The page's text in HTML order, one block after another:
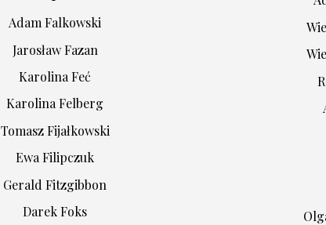
Adam Falkowski
Jarosław Fazan
Karolina Feć
Karolina Felberg
Tomasz Fijałkowski
Ewa Filipczuk
Gerald Fitzgibbon
Darek Foks